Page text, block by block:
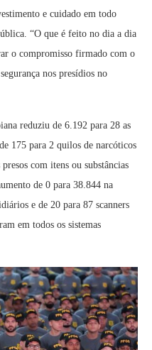
e cuidado em todo
“O que é feito no dia a dia
o compromisso firmado com o
nos presídios no
reduziu de 6.192 para 28 as
175 para 2 quilos de narcóticos
com itens ou substâncias
de 0 para 38.844 na
e de 20 para 87 scanners
em todos os sistemas